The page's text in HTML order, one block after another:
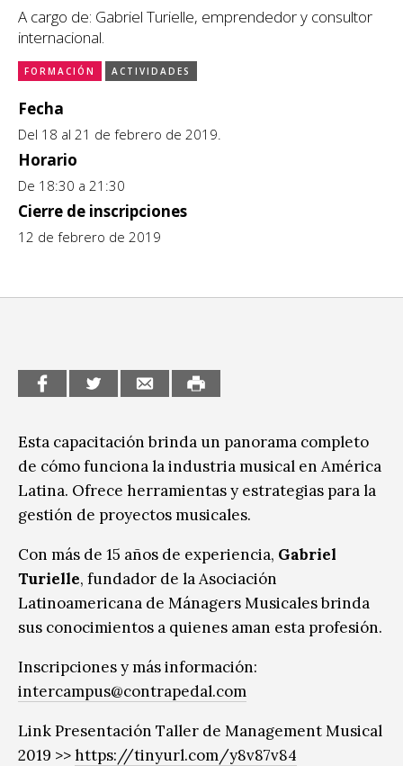
CCE en el interior/libros
Espacio itinerante de lectura infantil
Exposiciones
Formación
Infantil y Juvenil
Medio Ambiente
A cargo de: Gabriel Turielle, emprendedor y consultor
internacional.
FORMACIÓN ACTIVIDADES
Fecha
Del 18 al 21 de febrero de 2019.
Horario
De 18:30 a 21:30
Cierre de inscripciones
12 de febrero de 2019
Esta capacitación brinda un panorama completo
de cómo funciona la industria musical en América
Latina. Ofrece herramientas y estrategias para la
gestión de proyectos musicales.
Con más de 15 años de experiencia, Gabriel
Turielle, fundador de la Asociación
Latinoamericana de Mánagers Musicales brinda
sus conocimientos a quienes aman esta profesión.
Inscripciones y más información:
intercampus@contrapedal.com
Link Presentación Taller de Management Musical
2019 >>https://tinyurl.com/y8v87v84